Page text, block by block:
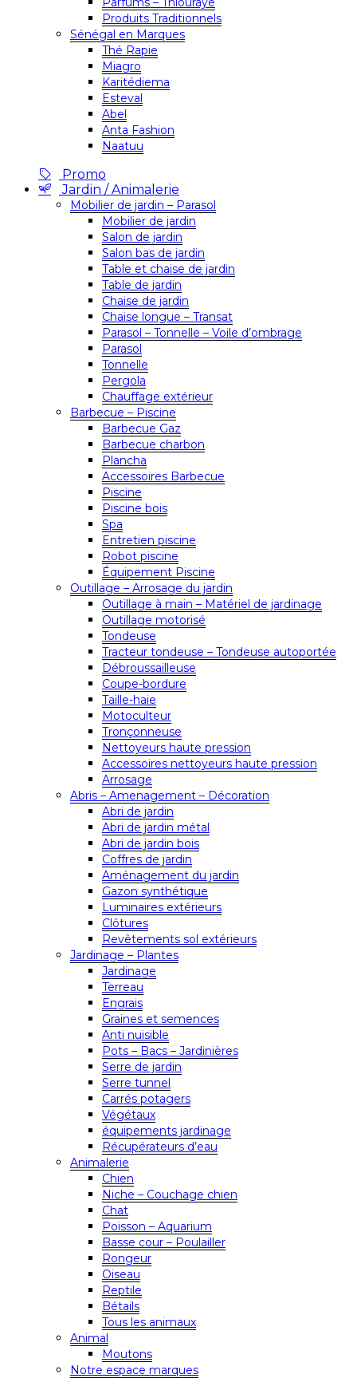
Produits Traditionnels
Sénégal en Marques
Thé Rapie
Miagro
Karitédiema
Esteval
Abel
Anta Fashion
Naatuu
Promo
Jardin / Animalerie
Mobilier de jardin – Parasol
Mobilier de jardin
Salon de jardin
Salon bas de jardin
Table et chaise de jardin
Table de jardin
Chaise de jardin
Chaise longue – Transat
Parasol – Tonnelle – Voile d’ombrage
Parasol
Tonnelle
Pergola
Chauffage extérieur
Barbecue – Piscine
Barbecue Gaz
Barbecue charbon
Plancha
Accessoires Barbecue
Piscine
Piscine bois
Spa
Entretien piscine
Robot piscine
Équipement Piscine
Outillage – Arrosage du jardin
Outillage à main – Matériel de jardinage
Outillage motorisé
Tondeuse
Tracteur tondeuse – Tondeuse autoportée
Débroussailleuse
Coupe-bordure
Taille-haie
Motoculteur
Tronçonneuse
Nettoyeurs haute pression
Accessoires nettoyeurs haute pression
Arrosage
Abris – Amenagement – Décoration
Abri de jardin
Abri de jardin métal
Abri de jardin bois
Coffres de jardin
Aménagement du jardin
Gazon synthétique
Luminaires extérieurs
Clôtures
Revêtements sol extérieurs
Jardinage – Plantes
Jardinage
Terreau
Engrais
Graines et semences
Anti nuisible
Pots – Bacs – Jardinières
Serre de jardin
Serre tunnel
Carrés potagers
Végétaux
équipements jardinage
Récupérateurs d’eau
Animalerie
Chien
Niche – Couchage chien
Chat
Poisson – Aquarium
Basse cour – Poulailler
Rongeur
Oiseau
Reptile
Bétails
Tous les animaux
Animal
Moutons
Notre espace marques